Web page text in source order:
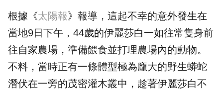
根據《太陽報》報導，這起不幸的意外發生在
當地9日下午，44歲的伊麗莎白一如往常隻身前
往自家農場，準備餵食並打理農場內的動物。
不料，當時正有一條體型極為龐大的野生蟒蛇
潛伏在一旁的茂密灌木叢中，趁著伊麗莎白不